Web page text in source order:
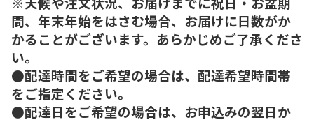
間、年末年始をはさむ場合、お届けに日数がか
かることがございます。あらかじめご了承くださ
い。
●配達時間をご希望の場合は、配達希望時間帯
をご指定ください。
●配達日をご希望の場合は、お申込みの翌日か